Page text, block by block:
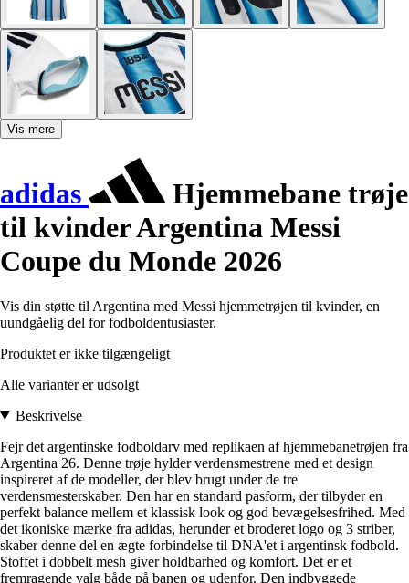
Vis mere
adidas
Hjemmebane trøje
til kvinder Argentina Messi
Coupe du Monde 2026
Vis din støtte til Argentina med Messi hjemmetrøjen til kvinder, en
uundgåelig del for fodboldentusiaster.
Produktet er ikke tilgængeligt
Alle varianter er udsolgt
Beskrivelse
Fejr det argentinske fodboldarv med replikaen af hjemmebanetrøjen fra
Argentina 26. Denne trøje hylder verdensmestrene med et design
inspireret af de modeller, der blev brugt under de tre
verdensmesterskaber. Den har en standard pasform, der tilbyder en
perfekt balance mellem et klassisk look og god bevægelsesfrihed. Med
det ikoniske mærke fra adidas, herunder et broderet logo og 3 striber,
skaber denne del en ægte forbindelse til DNA'et i argentinsk fodbold.
Stoffet i dobbelt mesh giver holdbarhed og komfort. Det er et
fremragende valg både på banen og udenfor. Den indbyggede